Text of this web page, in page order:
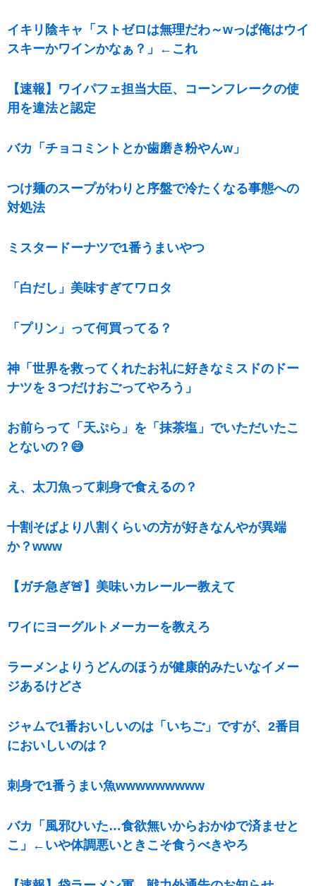
イキリ陰キャ「ストゼロは無理だわ～wっぱ俺はウイ
スキーかワインかなぁ？」←これ
【速報】ワイパフェ担当大臣、コーンフレークの使
用を違法と認定
バカ「チョコミントとか歯磨き粉やんw」
つけ麺のスープがわりと序盤で冷たくなる事態への
対処法
ミスタードーナツで1番うまいやつ
「白だし」美味すぎてワロタ
「プリン」って何買ってる？
神「世界を救ってくれたお礼に好きなミスドのドー
ナツを３つだけおごってやろう」
お前らって「天ぷら」を「抹茶塩」でいただいたこ
とないの？😅
え、太刀魚って刺身で食えるの？
十割そばより八割くらいの方が好きなんやが異端
か？www
【ガチ急ぎ🚨】美味いカレールー教えて
ワイにヨーグルトメーカーを教えろ
ラーメンよりうどんのほうが健康的みたいなイメー
ジあるけどさ
ジャムで1番おいしいのは「いちご」ですが、2番目
においしいのは？
刺身で1番うまい魚wwwwwwwww
バカ「風邪ひいた…食欲無いからおかゆで済ませと
こ」←いや体調悪いときこそ食うべきやろ